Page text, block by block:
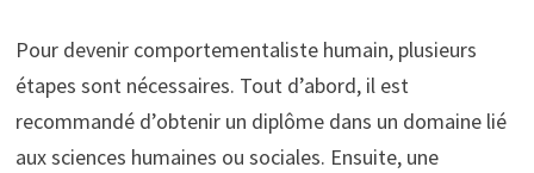
Pour devenir comportementaliste humain, plusieurs
étapes sont nécessaires. Tout d’abord, il est
recommandé d’obtenir un diplôme dans un domaine lié
aux sciences humaines ou sociales. Ensuite, une